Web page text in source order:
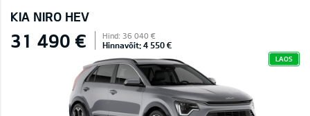
KIA NIRO HEV
31 490 € Hind: 36 040 €
Hinnavõit: 4 550 €
LAOS